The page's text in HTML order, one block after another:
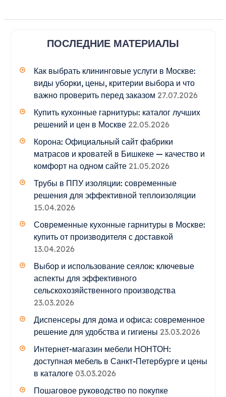
ПОСЛЕДНИЕ МАТЕРИАЛЫ
Как выбрать клининговые услуги в Москве:
виды уборки, цены, критерии выбора и что
важно проверить перед заказом 27.07.2026
Купить кухонные гарнитуры: каталог лучших
решений и цен в Москве 22.05.2026
Корона: Официальный сайт фабрики
матрасов и кроватей в Бишкеке — качество и
комфорт на одном сайте 21.05.2026
Трубы в ППУ изоляции: современные
решения для эффективной теплоизоляции
15.04.2026
Современные кухонные гарнитуры в Москве:
купить от производителя с доставкой
13.04.2026
Выбор и использование сеялок: ключевые
аспекты для эффективного
сельскохозяйственного производства
23.03.2026
Диспенсеры для дома и офиса: современное
решение для удобства и гигиены 23.03.2026
Интернет-магазин мебели НОНТОН:
доступная мебель в Санкт-Петербурге и цены
в каталоге 03.03.2026
Пошаговое руководство по покупке